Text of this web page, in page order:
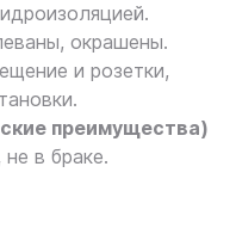
окрашены.
и розетки,
преимущества)
в браке.